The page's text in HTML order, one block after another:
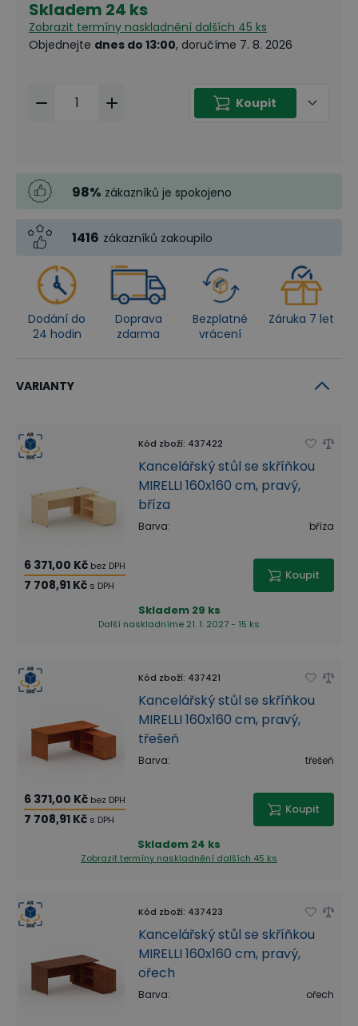
Skladem 24 ks
Zobrazit termíny naskladnění dalších 45 ks
Objednejte dnes do 13:00, doručíme 7. 8. 2026
Koupit
98% zákazníků je spokojeno
1416 zákazníků zakoupilo
Dodání do
24 hodin
Doprava
zdarma
Bezplatné
vrácení
Záruka 7 let
VARIANTY
Kód zboží: 437422
Kancelářský stůl se skříňkou
MIRELLI 160x160 cm, pravý,
bříza
Barva: bříza
6 371,00 Kč bez DPH
7 708,91 Kč s DPH
Koupit
Skladem 29 ks
Další naskladníme 21. 1. 2027 - 15 ks
Kód zboží: 437421
Kancelářský stůl se skříňkou
MIRELLI 160x160 cm, pravý,
třešeň
Barva: třešeň
6 371,00 Kč bez DPH
7 708,91 Kč s DPH
Koupit
Skladem 24 ks
Zobrazit termíny naskladnění dalších 45 ks
Kód zboží: 437423
Kancelářský stůl se skříňkou
MIRELLI 160x160 cm, pravý,
ořech
Barva: ořech